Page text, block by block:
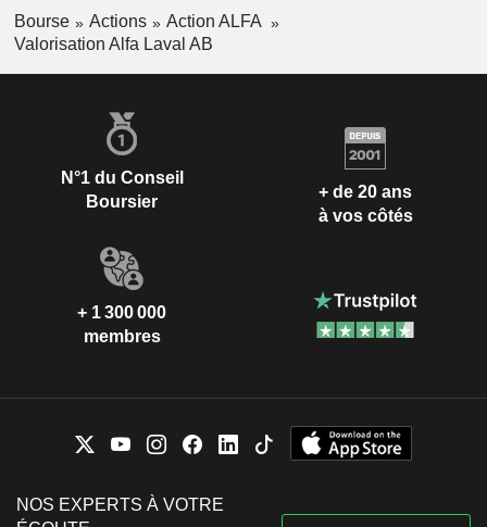
Bourse Actions
Action ALFA
Valorisation Alfa Laval AB
N°1 du Conseil
Boursier
+ de 20 ans
à vos côtés
+ 1 300 000
membres
NOS EXPERTS À VOTRE